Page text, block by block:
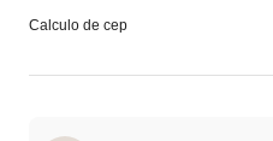
Calculo de cep